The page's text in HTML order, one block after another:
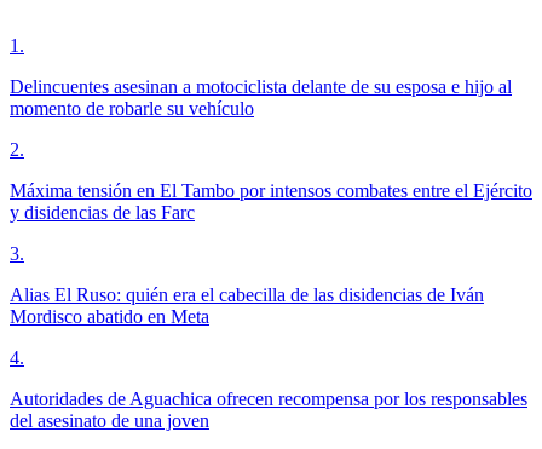
1 .
Delincuentes asesinan a motociclista delante de su esposa e hijo al
momento de robarle su vehículo
2.
Máxima tensión en El Tambo por intensos combates entre el Ejército
y disidencias de las Farc
3.
Alias El Ruso: quién era el cabecilla de las disidencias de Iván
Mordisco abatido en Meta
4.
Autoridades de Aguachica ofrecen recompensa por los responsables
del asesinato de una joven